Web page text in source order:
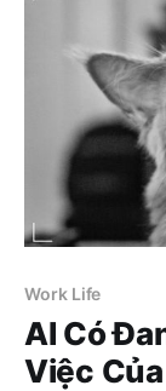
Work Life
AI Có
Việc